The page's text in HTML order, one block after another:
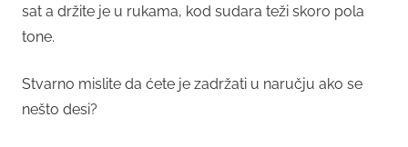
sat a držite je u rukama, kod sudara teži skoro pola
tone.
Stvarno mislite da ćete je zadržati u naručju ako se
nešto desi?